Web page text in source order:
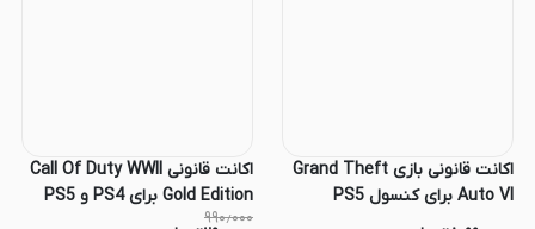
اکانت قانونی بازی Grand Theft
Auto VI برای کنسول PS5
اکانت قانونی Call Of Duty WWII
Gold Edition برای PS4 و PS5
۹۹۰٫۰۰۰